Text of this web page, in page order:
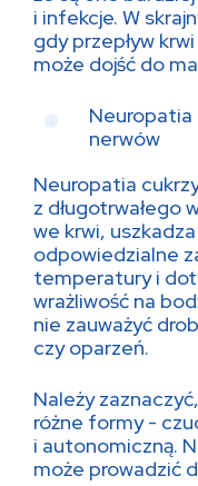
i infekcje. W
gdy przepływ
może dojść do
Neuropatia
nerwów
Neuropatia
z długotrwałego
we krwi,
odpowiedzialne
temperatury i
wrażliwość na
nie zauważyć
czy oparzeń.
Należy
różne formy -
i autonomiczną.
może prowadzić